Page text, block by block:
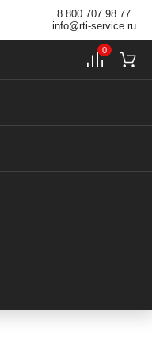
8 800 707 98 77
info@rti-service.ru
0